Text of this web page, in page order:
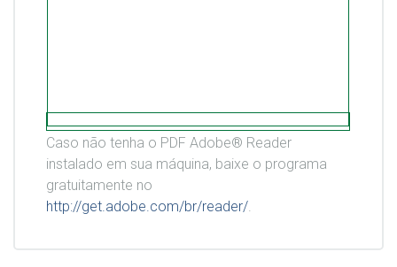
Caso não tenha o PDF Adobe® Reader
instalado em sua máquina, baixe o programa
gratuitamente no
http://get.adobe.com/br/reader/.